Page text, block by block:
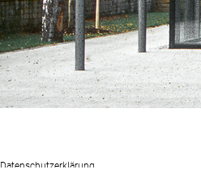
Datenschutzerklärung